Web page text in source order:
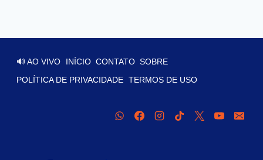
🔊 AO VIVO INÍCIO CONTATO SOBRE
POLÍTICA DE PRIVACIDADE TERMOS DE USO